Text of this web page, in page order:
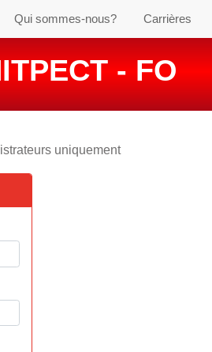
Qui sommes-nous? Carrières
- FO
uniquement